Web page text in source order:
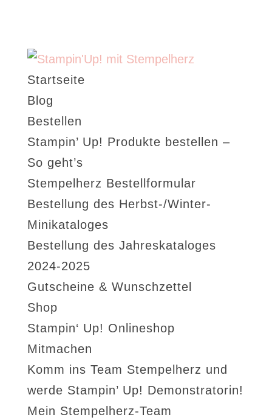
Startseite
Blog
Bestellen
Stampin’ Up! Produkte bestellen –
So geht’s
Stempelherz Bestellformular
Bestellung des Herbst-/Winter-
Minikataloges
Bestellung des Jahreskataloges
2024-2025
Gutscheine & Wunschzettel
Shop
Stampin‘ Up! Onlineshop
Mitmachen
Komm ins Team Stempelherz und
werde Stampin’ Up! Demonstratorin!
Mein Stempelherz-Team